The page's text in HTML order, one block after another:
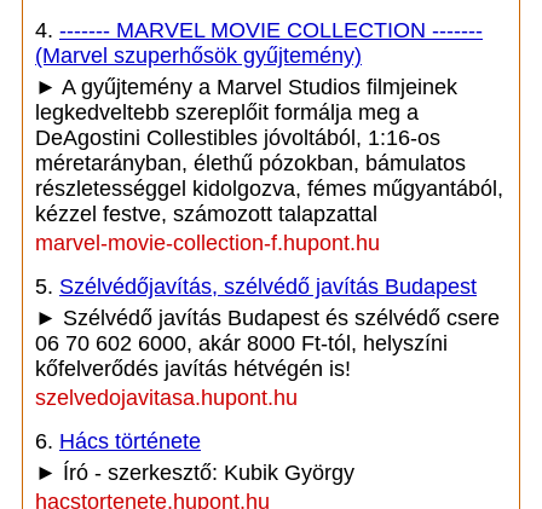
4. ------- MARVEL MOVIE COLLECTION -------
(Marvel szuperhősök gyűjtemény)
► A gyűjtemény a Marvel Studios filmjeinek
legkedveltebb szereplőit formálja meg a
DeAgostini Collestibles jóvoltából, 1:16-os
méretarányban, élethű pózokban, bámulatos
részletességgel kidolgozva, fémes műgyantából,
kézzel festve, számozott talapzattal
marvel-movie-collection-f.hupont.hu
5. Szélvédőjavítás, szélvédő javítás Budapest
► Szélvédő javítás Budapest és szélvédő csere
06 70 602 6000, akár 8000 Ft-tól, helyszíni
kőfelverődés javítás hétvégén is!
szelvedojavitasa.hupont.hu
6. Hács története
► Író - szerkesztő: Kubik György
hacstortenete.hupont.hu